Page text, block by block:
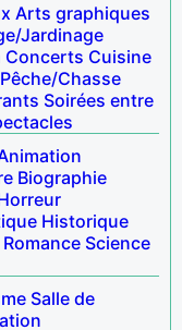
Arts graphiques
Jardinage
Concerts Cuisine
Pêche/Chasse
Soirées entre
Biographie
Historique
Romance Science
Salle de